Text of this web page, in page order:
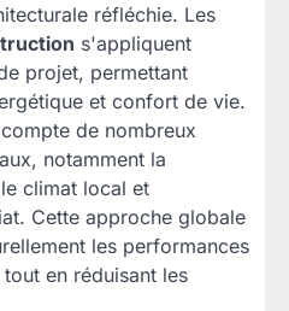
réfléchie. Les
s'appliquent
projet, permettant
et confort de vie.
de nombreux
notamment la
climat local et
Cette approche globale
les performances
en réduisant les